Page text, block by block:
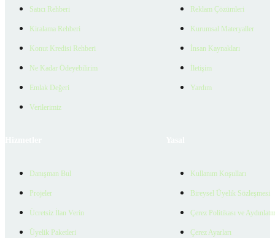
Satıcı Rehberi
Kiralama Rehberi
Konut Kredisi Rehberi
Ne Kadar Ödeyebilirim
Emlak Değeri
Verilerimiz
Reklam Çözümleri
Kurumsal Materyaller
İnsan Kaynakları
İletişim
Yardım
Danışman Bul
Projeler
Ücretsiz İlan Verin
Üyelik Paketleri
Kullanım Koşulları
Bireysel Üyelik Sözleşmesi
Çerez Politikası ve
Çerez Ayarları